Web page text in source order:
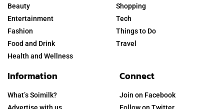
Beauty
Entertainment
Fashion
Food and Drink
Health and Wellness
Shopping
Tech
Things to Do
Travel
Information
What’s Soimilk?
Connect
Join on Facebook